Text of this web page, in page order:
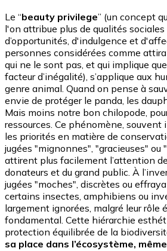
Le “beauty privilege” (un concept
l'on attribue plus de qualités
d’opportunités, d'indulgence et
personnes considérées comme
qui ne le sont pas, et qui implique
facteur d’inégalité), s’applique aux
genre animal. Quand on pense à
envie de protéger le panda, les
Mais moins notre bon chilopode,
ressources. Ce phénomène, souvent
les priorités en matière de
jugées "mignonnes", "gracieuses" ou
attirent plus facilement l’attention
donateurs et du grand public. À
jugées "moches", discrètes ou
certains insectes, amphibiens ou
largement ignorées, malgré leur rôle
fondamental. Cette hiérarchie
protection équilibrée de la
sa place dans l’écosystème,